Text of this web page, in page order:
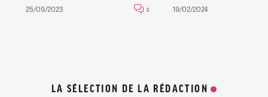
25/09/2023 0 19/02/2024
LA SÉLECTION DE LA RÉDACTION